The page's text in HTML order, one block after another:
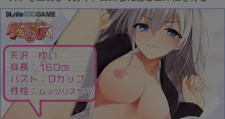
教育を提供しています。